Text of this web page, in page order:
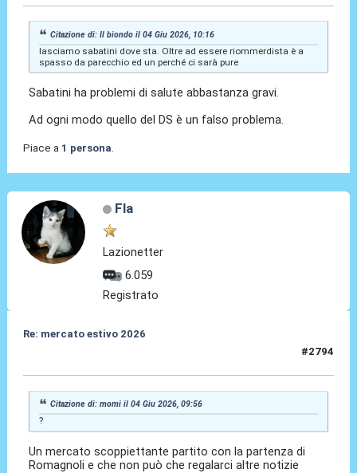
Citazione di: Il biondo il 04 Giu 2026, 10:16
lasciamo sabatini dove sta. Oltre ad essere riommerdista è a
spasso da parecchio ed un perché ci sarà pure
Sabatini ha problemi di salute abbastanza gravi.
Ad ogni modo quello del DS è un falso problema.
Piace a 1 persona
Fla
Lazionetter
6.059
Registrato
Re: mercato estivo 2026
#2794
Citazione di: momi il 04 Giu 2026, 09:56
?
Un mercato scoppiettante partito con la partenza di
Romagnoli e che non può che regalarci altre notizie